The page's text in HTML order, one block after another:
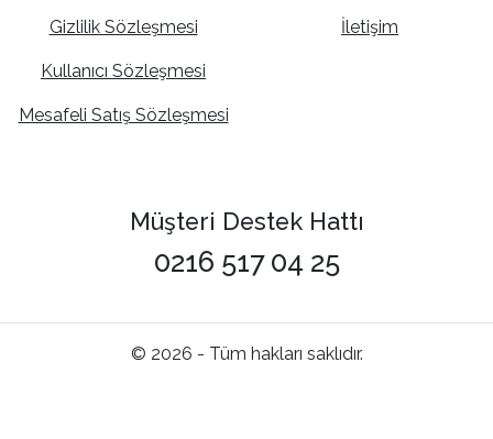
Gizlilik Sözleşmesi
Kullanıcı Sözleşmesi
Mesafeli Satış Sözleşmesi
İletişim
Müşteri Destek Hattı
0216 517 04 25
© 2026 - Tüm hakları saklıdır.